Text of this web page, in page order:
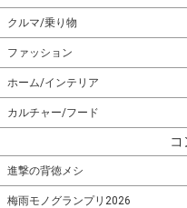
クルマ/乗り物
ファッション
ホーム/インテリア
カルチャー/フード
進撃の背徳メシ
梅雨モノグランプリ2026